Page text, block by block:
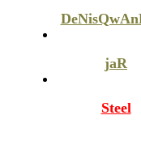
jaR
Steel